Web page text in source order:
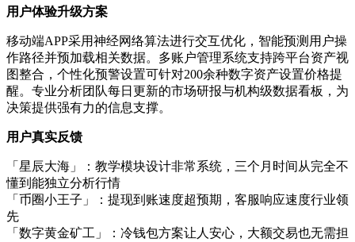
用户体验升级方案
移动端APP采用神经网络算法进行交互优化，智能预测用户操
作路径并预加载相关数据。多账户管理系统支持跨平台资产视
图整合，个性化预警设置可针对200余种数字资产设置价格提
醒。专业分析团队每日更新的市场研报与机构级数据看板，为
决策提供强有力的信息支撑。
用户真实反馈
「星辰大海」：教学模块设计非常系统，三个月时间从完全不
懂到能独立分析行情
「币圈小王子」：提现到账速度超预期，客服响应速度行业领
先
「数字黄金矿工」：冷钱包方案让人安心，大额交易也无需担